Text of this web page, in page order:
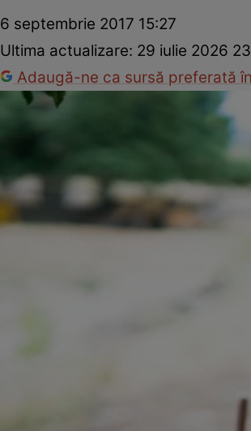
6 septembrie 2017 15:27
Ultima actualizare: 29 iulie 2026
Adaugă-ne ca sursă preferată